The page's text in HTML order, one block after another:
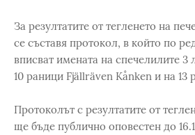
За резултатите от тегленето на
се съставя протокол, в който по
вписват имената на спечелилите 3
10 раници Fjällräven Kånken и на 13
Протоколът с резултатите от
ще бъде публично оповестен до